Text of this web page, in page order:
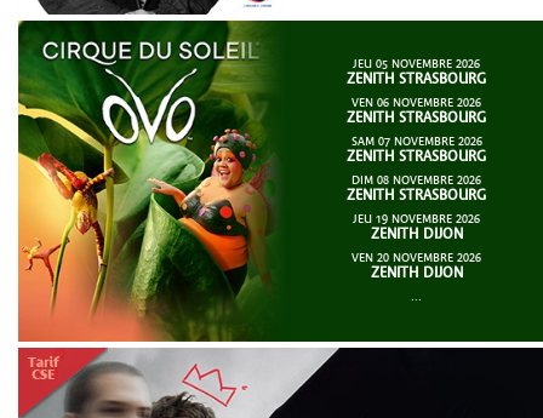
JEU 05 NOVEMBRE 2026
ZENITH STRASBOURG
VEN 06 NOVEMBRE 2026
ZENITH STRASBOURG
SAM 07 NOVEMBRE 2026
ZENITH STRASBOURG
DIM 08 NOVEMBRE 2026
ZENITH STRASBOURG
JEU 19 NOVEMBRE 2026
ZENITH DIJON
VEN 20 NOVEMBRE 2026
ZENITH DIJON
...